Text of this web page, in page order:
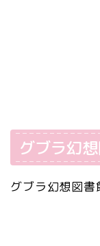
グブラ幻
グブラ幻想図